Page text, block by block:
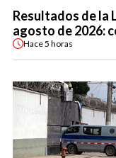
Resultados de la
agosto de 2026:
Hace5 horas